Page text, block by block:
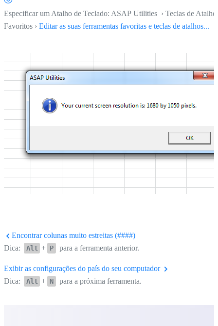
Especificar um Atalho de Teclado: ASAP Utilities › Teclas de Atalho
Favoritos › Editar as suas ferramentas favoritas e teclas de atalhos...
Encontrar colunas muito estreitas (####)
Dica:
Alt + P para a ferramenta anterior.
Exibir as configurações do país do seu computador
Dica:
Alt + N para a próxima ferramenta.